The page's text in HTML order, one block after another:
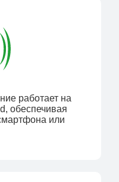
работает на
обеспечивая
или